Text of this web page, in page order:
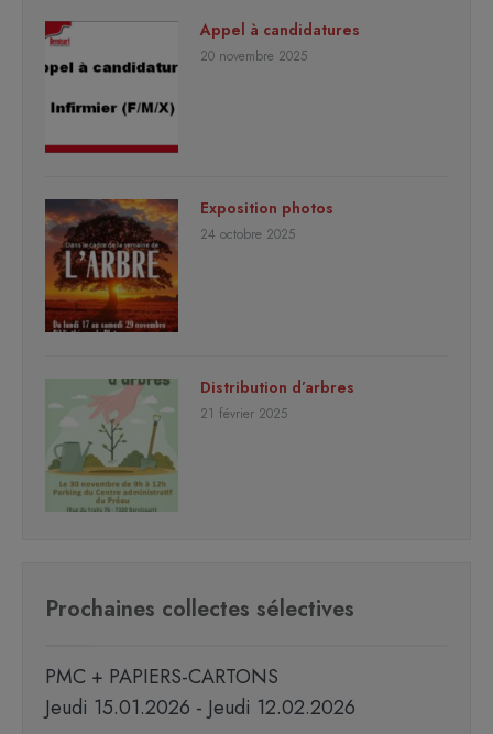
Appel à candidatures
20 novembre 2025
Exposition photos
24 octobre 2025
Distribution d’arbres
21 février 2025
Prochaines collectes sélectives
PMC + PAPIERS-CARTONS
Jeudi 15.01.2026 - Jeudi 12.02.2026